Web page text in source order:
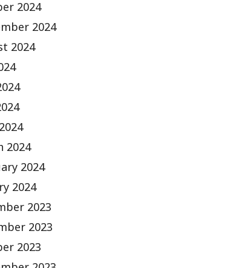
2024
2024
2024
2024
2024
2024
2023
2023
2023